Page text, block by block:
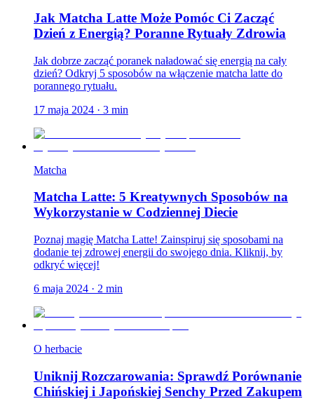
Jak Matcha Latte Może Pomóc Ci Zacząć
Dzień z Energią? Poranne Rytuały Zdrowia
Jak dobrze zacząć poranek naładować się energią na cały
dzień? Odkryj 5 sposobów na włączenie matcha latte do
porannego rytuału.
17 maja 2024 · 3 min
Matcha
Matcha Latte: 5 Kreatywnych Sposobów na
Wykorzystanie w Codziennej Diecie
Poznaj magię Matcha Latte! Zainspiruj się sposobami na
dodanie tej zdrowej energii do swojego dnia. Kliknij, by
odkryć więcej!
6 maja 2024 · 2 min
O herbacie
Uniknij Rozczarowania: Sprawdź Porównanie
Chińskiej i Japońskiej Senchy Przed Zakupem